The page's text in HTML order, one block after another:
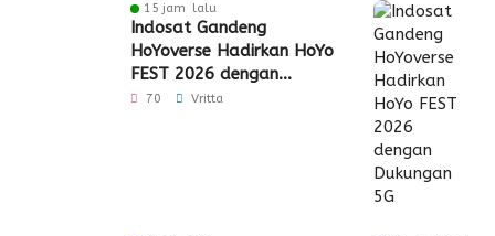
15 jam lalu
Indosat Gandeng
HoYoverse Hadirkan HoYo
FEST 2026 dengan
Dukungan 5G
70 Vritta